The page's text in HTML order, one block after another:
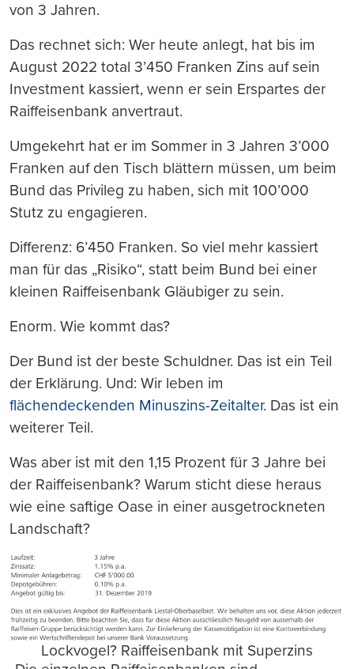
von 3 Jahren.
Das rechnet sich: Wer heute anlegt, hat bis im
August 2022 total 3’450 Franken Zins auf sein
Investment kassiert, wenn er sein Erspartes der
Raiffeisenbank anvertraut.
Umgekehrt hat er im Sommer in 3 Jahren 3’000
Franken auf den Tisch blättern müssen, um beim
Bund das Privileg zu haben, sich mit 100’000
Stutz zu engagieren.
Differenz: 6’450 Franken. So viel mehr kassiert
man für das „Risiko“, statt beim Bund bei einer
kleinen Raiffeisenbank Gläubiger zu sein.
Enorm. Wie kommt das?
Der Bund ist der beste Schuldner. Das ist ein Teil
der Erklärung. Und: Wir leben im
flächendeckenden Minuszins-Zeitalter. Das ist ein
weiterer Teil.
Was aber ist mit den 1,15 Prozent für 3 Jahre bei
der Raiffeisenbank? Warum sticht diese heraus
wie eine saftige Oase in einer ausgetrockneten
Landschaft?
Lockvogel? Raiffeisenbank mit Superzins